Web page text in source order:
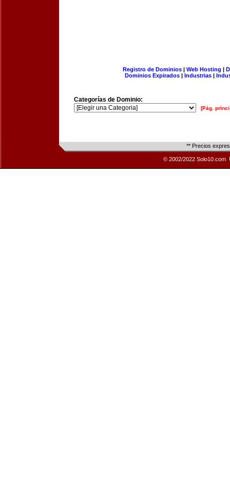
Registro de Dominios| Web Hosting |
Dominios Expirados | Industrias |
Categorías de Dominio:
[Pág.
** Precios
© 2002/2022 Solo10.com